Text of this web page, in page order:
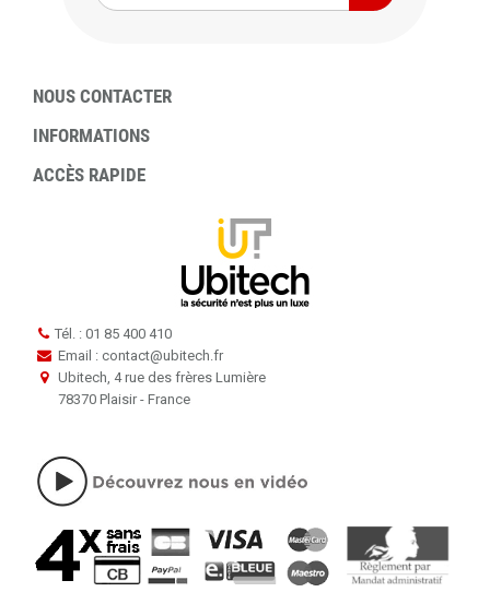
NOUS CONTACTER
INFORMATIONS
ACCÈS RAPIDE
Tél. : 01 85 400 410
Email : contact@ubitech.fr
Ubitech, 4 rue des frères Lumière
78370 Plaisir - France